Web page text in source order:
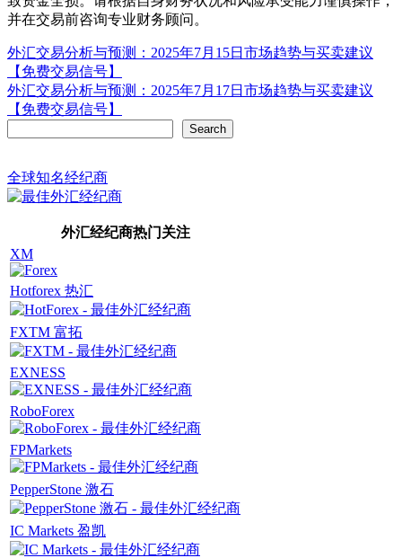
并在交易前咨询专业财务顾问。
Post
navigation
外汇交易分析与预测：2025年7月15日市场趋势与买卖建议
【免费交易信号】
外汇交易分析与预测：2025年7月17日市场趋势与买卖建议
【免费交易信号】
Search
全球知名经纪商
外汇经纪商热门关注
XM
Hotforex 热汇
FXTM 富拓
EXNESS
RoboForex
FPMarkets
PepperStone 激石
IC Markets 盈凯